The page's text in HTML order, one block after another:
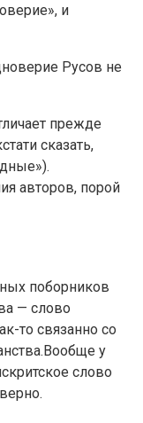
и
Русов не
прежде
сказать,
авторов, порой
поборников
— слово
то связанно со
у
слово